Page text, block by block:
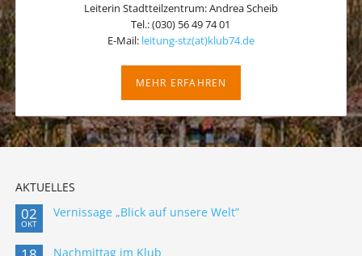
Leiterin Stadtteilzentrum: Andrea Scheib
Tel.: (030) 56 49 74 01
E-Mail: leitung-stz(at)klub74.de
MEHR ERFAHREN
AKTUELLES
02
OKT
Vernissage „Blick auf unsere Welt”
Nachmittag im Klub